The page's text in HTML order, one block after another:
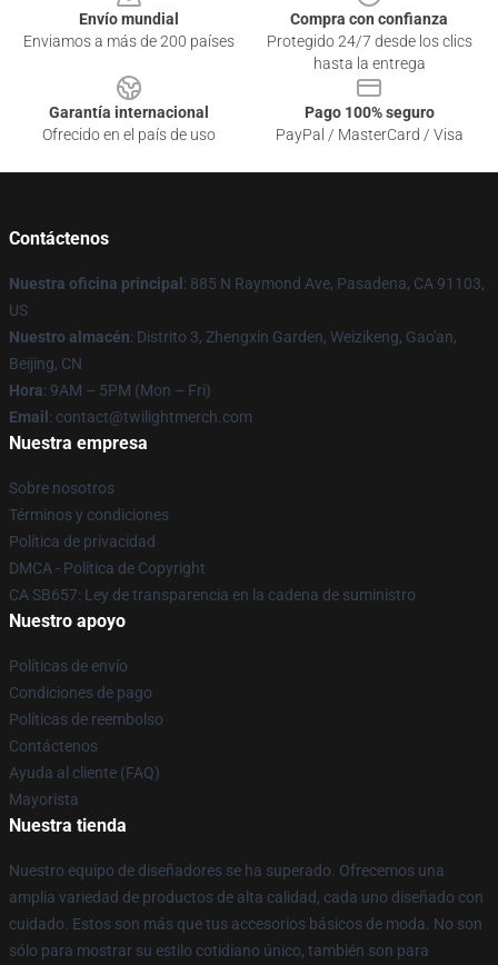
Envío mundial
Enviamos a más de 200 países
Compra con confianza
Protegido 24/7 desde los clics
hasta la entrega
Garantía internacional
Ofrecido en el país de uso
Pago 100% seguro
PayPal / MasterCard / Visa
Contáctenos
Nuestra oficina principal : 885 N Raymond Ave, Pasadena, CA 91103,
US
Nuestro almacén: Distrito 3, Zhengxin Garden, Weizikeng, Gao'an,
Beijing, CN
Hora: 9AM – 5PM (Mon – Fri)
Email : contact@twilightmerch.com
Nuestra empresa
Sobre nosotros
Términos y condiciones
Política de privacidad
DMCA - Política de Copyright
CA SB657: Ley de transparencia en la cadena de suministro
Nuestro apoyo
Políticas de envío
Condiciones de pago
Políticas de reembolso
Contáctenos
Ayuda al cliente (FAQ)
Mayorista
Nuestra tienda
Nuestro equipo de diseñadores se ha superado. Ofrecemos una
amplia variedad de productos de alta calidad, cada uno diseñado con
cuidado. Estos son más que tus accesorios básicos de moda. No son
sólo para mostrar su estilo cotidiano único, también son para